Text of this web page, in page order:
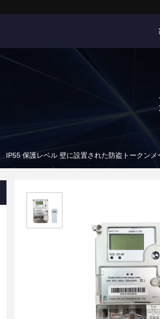
IP55 保護レベル 壁に設置された防盗トークンメ